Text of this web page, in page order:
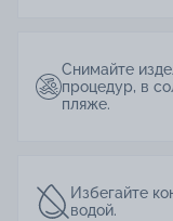
Снимайте
процедур, в
пляже.
Избегайте
водой.